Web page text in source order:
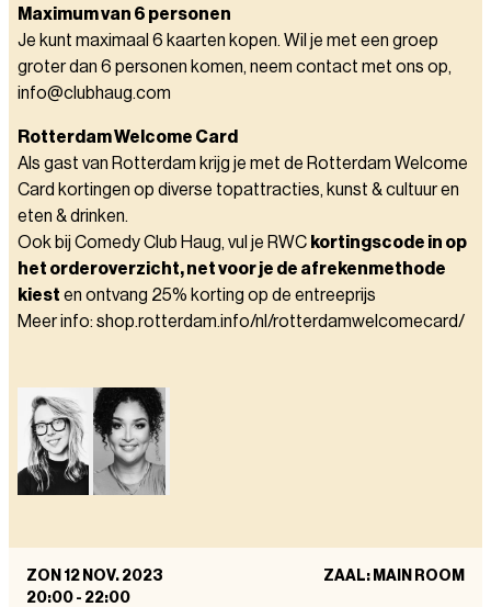
Maximum van 6 personen
Je kunt maximaal 6 kaarten kopen. Wil je met een groep
groter dan 6 personen komen, neem contact met ons op,
info@clubhaug.com
Rotterdam Welcome Card
Als gast van Rotterdam krijg je met de Rotterdam Welcome
Card kortingen op diverse topattracties, kunst & cultuur en
eten & drinken.
Ook bij Comedy Club Haug, vul je RWC kortingscode in op
het orderoverzicht, net voor je de afrekenmethode
kiest en ontvang 25% korting op de entreeprijs
Meer info: shop.rotterdam.info/nl/rotterdamwelcomecard/
ZON 12 NOV. 2023
20:00 - 22:00
ZAAL: MAIN ROOM